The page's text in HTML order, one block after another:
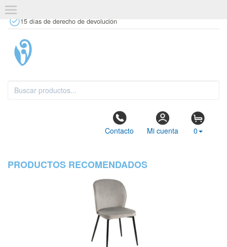
15 días de derecho de devolución
Contacto Mi cuenta 0
PRODUCTOS RECOMENDADOS